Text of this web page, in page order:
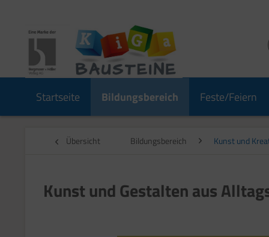
Startseite Bildungsbereich Feste/Feiern
Übersicht Bildungsbereich Kunst und
Kunst und Gestalten aus